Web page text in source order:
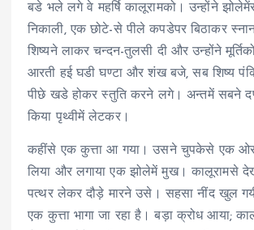
बडे भले लगे वे महर्षि कालूरामको। उन्होंने
निकाली, एक छोटे-से पीले कपडेपर बिठाकर
शिष्यने लाकर चन्दन-तुलसी दी और उन्होंने
आरती हई घडी घण्टा और शंख बजे, सब शिष्य
पीछे खडे होकर स्तुति करने लगे। अन्तमें सबने
किया पृथ्वीमें लेटकर।
कहींसे एक कुत्ता आ गया। उसने चुपकेसे एक
लिया और लगाया एक झोलेमें मुख। कालूरामसे
पत्थर लेकर दौड़े मारने उसे। सहसा नींद खुल
एक कुत्ता भागा जा रहा है। बड़ा क्रोध आया;